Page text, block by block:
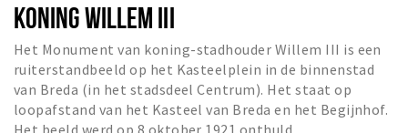
KONING WILLEM III
Het Monument van koning-stadhouder Willem III is een
ruiterstandbeeld op het Kasteelplein in de binnenstad
van Breda (in het stadsdeel Centrum). Het staat op
loopafstand van het Kasteel van Breda en het Begijnhof.